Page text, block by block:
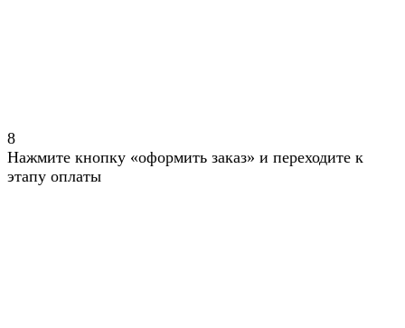
8
Нажмите кнопку «оформить заказ» и переходите к
этапу оплаты